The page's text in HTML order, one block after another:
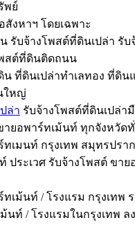
พย์
งหาฯ โดยเฉพาะ
รับจ้างโพสต์ที่ดินเปล่า รับ
สต์ที่ดินติดถนน
ที่ดินเปล่าทำเลทอง ที่ดิน
ใหญ่
ล่า รับจ้างโพสต์ที่ดินเปล่า
ายอพาร์ทเม้นท์ ทุกจังหวัด
เมนท์ กรุงเทพ สมุทรปรา
ประเวศ ‎รับจ้างโพสต์ ขาย
เม้นท์ / โรงแรม กรุงเทพ
นท์ / โรงแรมในกรุงเทพ ล